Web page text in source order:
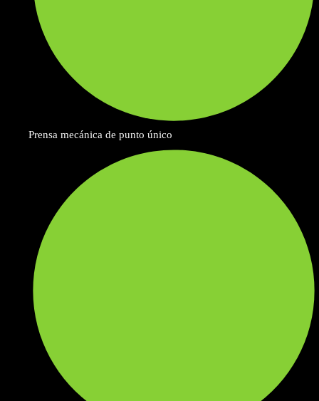
Prensa mecánica de punto único